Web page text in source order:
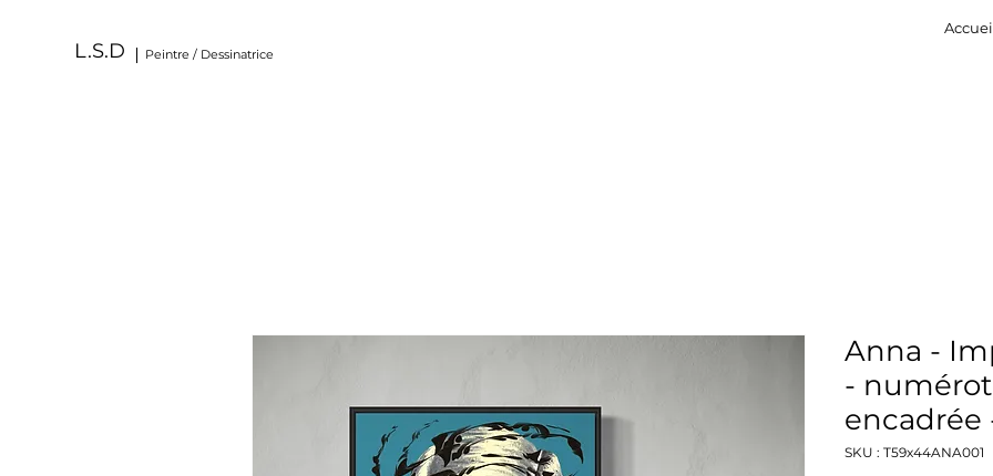
L.S.D Peintre / Dessinatrice
Anna -
-
encadrée
SKU : T59x44ANA001